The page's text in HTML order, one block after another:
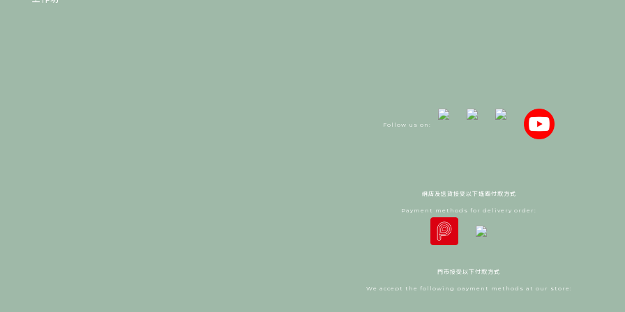
Follow us on:
網店及送貨接受以下遙距付款方式
Payment methods for delivery order:
門市接受以下付款方式
We accept the following payment methods at our store: